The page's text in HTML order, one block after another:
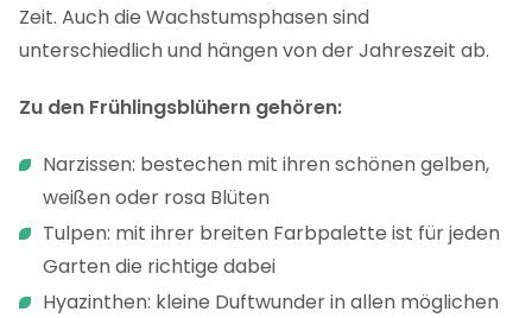
Zeit. Auch die Wachstumsphasen sind
unterschiedlich und hängen von der Jahreszeit ab.
Zu den Frühlingsblühern gehören:
Narzissen: bestechen mit ihren schönen gelben,
weißen oder rosa Blüten
Tulpen: mit ihrer breiten Farbpalette ist für jeden
Garten die richtige dabei
Hyazinthen: kleine Duftwunder in allen möglichen